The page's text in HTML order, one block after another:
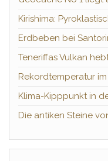
Kirishima:
Erdbeben bei
Teneriffas Vulkan
Rekordtemperatur
Klima-Kipppunkt in
Die antiken Steine